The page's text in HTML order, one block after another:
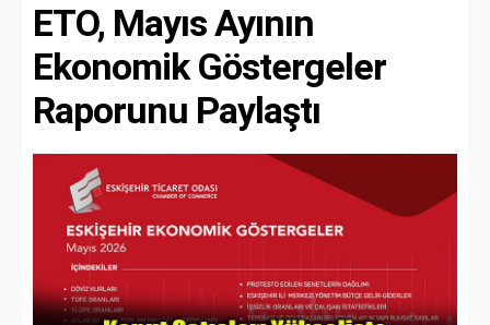
ETO, Mayıs Ayının
Ekonomik Göstergeler
Raporunu Paylaştı